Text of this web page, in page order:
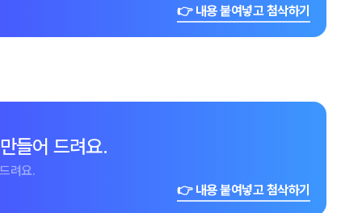
👉 내용 붙여넣고 첨삭하기
들어 드려요.
려요.
👉 내용 붙여넣고 첨삭하기